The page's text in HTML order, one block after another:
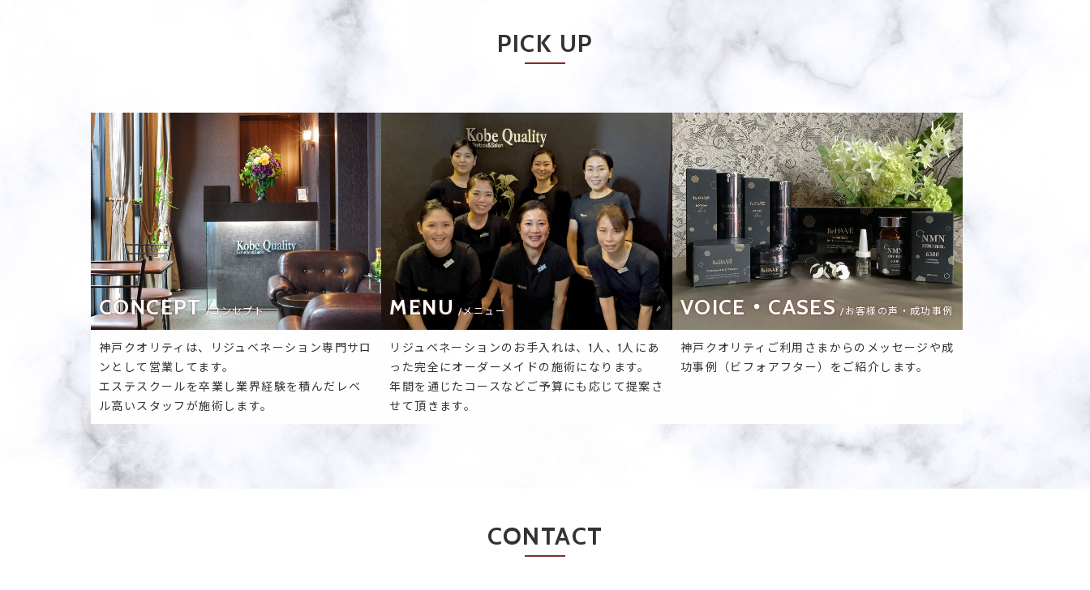
PICK UP
CONCEPT /コンセプト
神戸クオリティは、リジュベネーション専門サロ
ンとして営業してます。
エステスクールを卒業し業界経験を積んだレベ
ル高いスタッフが施術します。
MENU /メニュー
リジュベネーションのお手入れは、1人、1人にあ
った完全にオーダーメイドの施術になります。
年間を通じたコースなどご予算にも応じて提案さ
せて頂きます。
VOICE・CASES /お客様の声・成功事例
神戸クオリティご利用さまからのメッセージや成
功事例（ビフォアフター）をご紹介します。
CONTACT